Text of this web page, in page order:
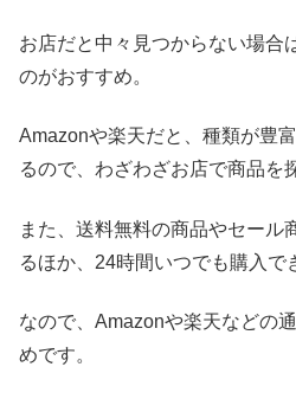
お店だと中々見つからない場合
のがおすすめ。
Amazonや楽天だと、種類が豊
るので、わざわざお店で商品を
また、送料無料の商品やセール
るほか、24時間いつでも購入で
なので、Amazonや楽天などの
めです。